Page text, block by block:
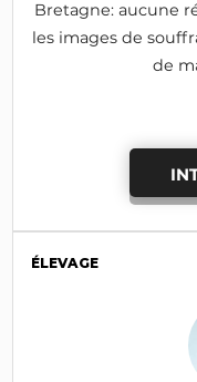
Bretagne: aucune
les images de
de
ÉLEVAGE